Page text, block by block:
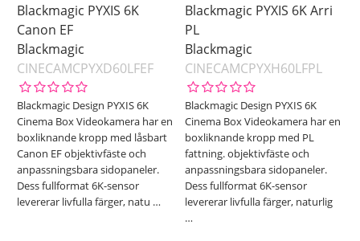
Blackmagic PYXIS 6K
Canon EF
Blackmagic
CINECAMCPYXD60LFEF
Blackmagic Design PYXIS 6K
Cinema Box Videokamera har en
boxliknande kropp med låsbart
Canon EF objektivfäste och
anpassningsbara sidopaneler.
Dess fullformat 6K-sensor
levererar livfulla färger, natu …
Blackmagic PYXIS 6K Arri
PL
Blackmagic
CINECAMCPYXH60LFPL
Blackmagic Design PYXIS 6K
Cinema Box Videokamera har en
boxliknande kropp med PL
fattning. objektivfäste och
anpassningsbara sidopaneler.
Dess fullformat 6K-sensor
levererar livfulla färger, naturlig
…